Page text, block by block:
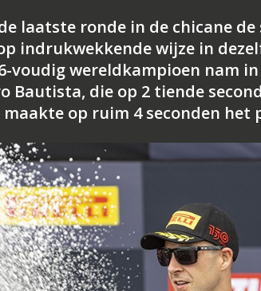
laatste ronde in de chicane
indrukwekkende wijze in
voudig wereldkampioen nam
Bautista, die op 2 tiende
op ruim 4 seconden het